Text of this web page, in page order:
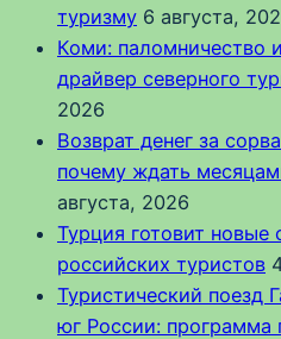
туризму 6 августа,
Коми: паломничество
драйвер северного
2026
Возврат денег за
почему ждать
августа, 2026
Турция готовит новые
российских туристов
Туристический поезд
юг России: программа